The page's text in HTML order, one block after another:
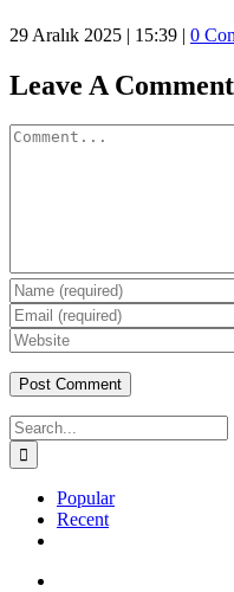
29 Aralık 2025 | 15:39 | 0
Leave A Comment
Comment
Search
for:
Popular
Recent